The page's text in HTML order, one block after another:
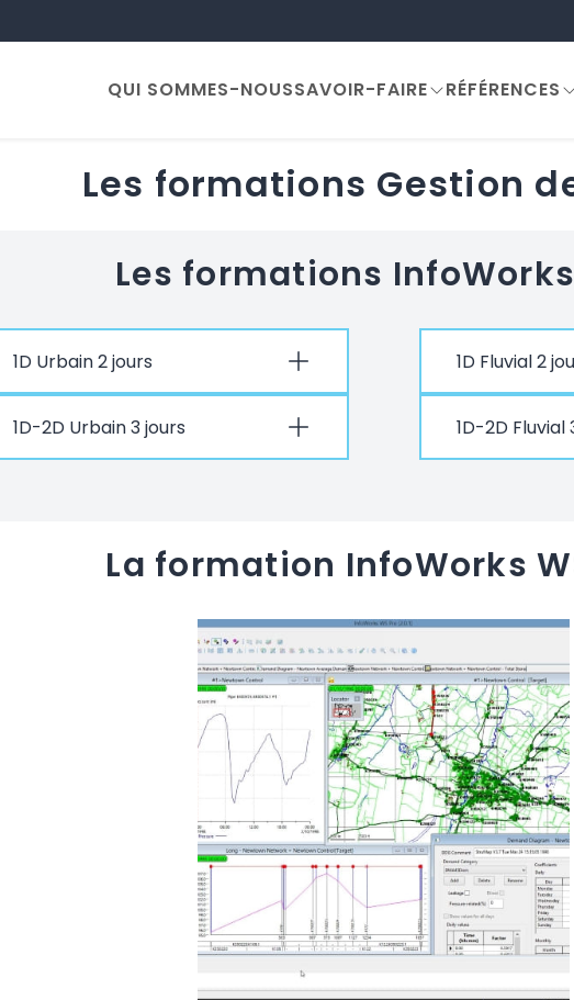
QUI SOMMES-NOUSSAVOIR-FAIRE RÉFÉRENCES
Les formations Gestion
Les formations
1D Urbain 2 jours 1D Fluvial 2
1D-2D Urbain 3 jours 1D-2D Fluvial
La formation InfoWorks